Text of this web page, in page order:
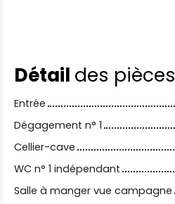
Détail des pièces
Entrée
Dégagement n° 1
Cellier-cave
WC n° 1 indépendant
Salle à manger vue campagne